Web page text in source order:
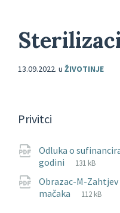
13.09.2022. u ŽIVOTINJE
Privitci
Odluka o
godini
File
pdf
File
131 kB
Obrazac-M-
mačaka
File
pdf
File
112 kB